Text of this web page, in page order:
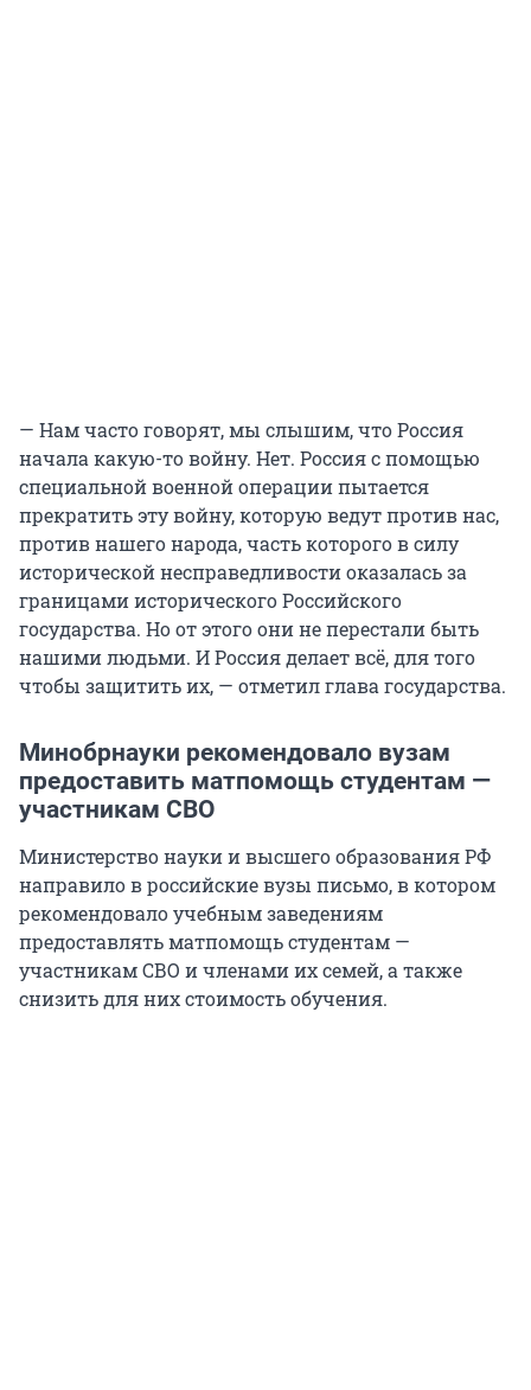
— Нам часто говорят, мы слышим, что Россия
начала какую-то войну. Нет. Россия с помощью
специальной военной операции пытается
прекратить эту войну, которую ведут против нас,
против нашего народа, часть которого в силу
исторической несправедливости оказалась за
границами исторического Российского
государства. Но от этого они не перестали быть
нашими людьми. И Россия делает всё, для того
чтобы защитить их, — отметил глава государства.
Минобрнауки рекомендовало вузам
предоставить матпомощь студентам —
участникам СВО
Министерство науки и высшего образования РФ
направило в российские вузы письмо, в котором
рекомендовало учебным заведениям
предоставлять матпомощь студентам —
участникам СВО и членами их семей, а также
снизить для них стоимость обучения.